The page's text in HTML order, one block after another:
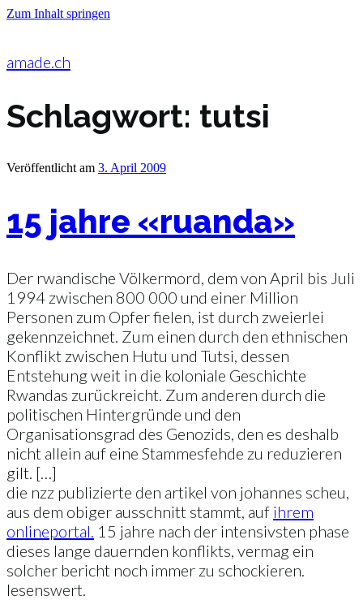
Zum Inhalt springen
amade.ch
Schlagwort: tutsi
Veröffentlicht am 3. April 2009
15 jahre «ruanda»
Der rwandische Völkermord, dem von April bis Juli
1994 zwischen 800 000 und einer Million
Personen zum Opfer fielen, ist durch zweierlei
gekennzeichnet. Zum einen durch den ethnischen
Konflikt zwischen Hutu und Tutsi, dessen
Entstehung weit in die koloniale Geschichte
Rwandas zurückreicht. Zum anderen durch die
politischen Hintergründe und den
Organisationsgrad des Genozids, den es deshalb
nicht allein auf eine Stammesfehde zu reduzieren
gilt. […]
die nzz publizierte den artikel von johannes scheu,
aus dem obiger ausschnitt stammt, auf ihrem
onlineportal. 15 jahre nach der intensivsten phase
dieses lange dauernden konflikts, vermag ein
solcher bericht noch immer zu schockieren.
lesenswert.